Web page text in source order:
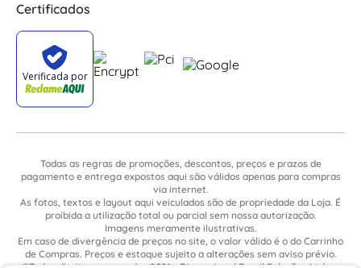
Certificados
Todas as regras de promoções, descontos, preços e prazos de
pagamento e entrega expostos aqui são válidos apenas para compras
via internet.
As fotos, textos e layout aqui veiculados são de propriedade da Loja. É
proibida a utilização total ou parcial sem nossa autorização.
Imagens meramente ilustrativas.
Em caso de divergência de preços no site, o valor válido é o do Carrinho
de Compras. Preços e estoque sujeito a alterações sem aviso prévio.